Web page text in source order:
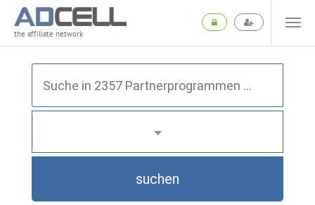
the affiliate network
suchen